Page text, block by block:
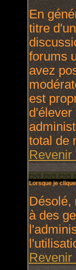
En
titre
forums
avez
est
d'élever
total de
Revenir
Lorsque je
Désolé,
à des
Revenir